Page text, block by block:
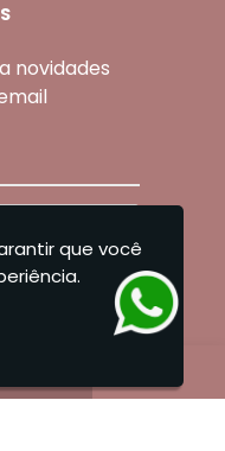
novidades
Dental e
que você